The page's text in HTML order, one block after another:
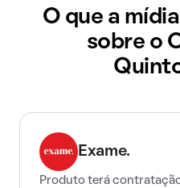
O que a
sobre o
Exame.
Produto terá